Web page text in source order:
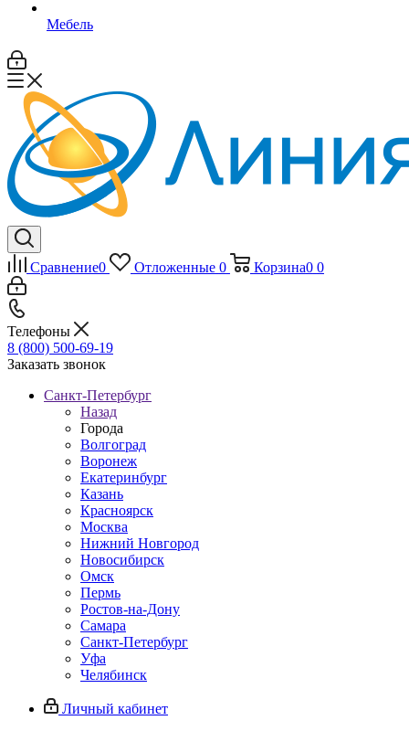
Мебель
Сравнение0 Отложенные 0 Корзина0 0
Телефоны
8 (800) 500-69-19
Заказать звонок
Санкт-Петербург
Назад
Города
Волгоград
Воронеж
Екатеринбург
Казань
Красноярск
Москва
Нижний Новгород
Новосибирск
Омск
Пермь
Ростов-на-Дону
Самара
Санкт-Петербург
Уфа
Челябинск
Личный кабинет